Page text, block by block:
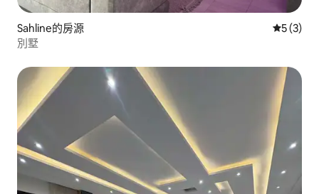
Sahline的房源 從 3 則評
5 (3)
別墅